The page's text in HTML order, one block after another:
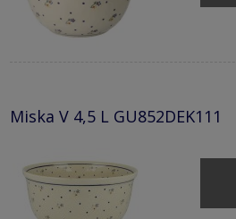
Miska V 4,5 L GU852DEK111